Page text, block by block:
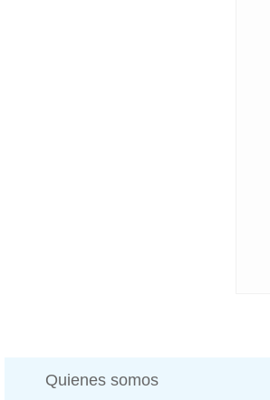
Quienes somos